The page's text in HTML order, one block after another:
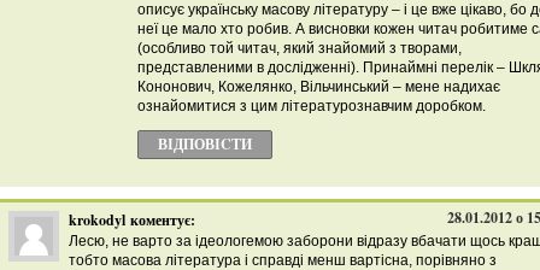
описує українську масову літературу – і це вже цікаво, бо
неї це мало хто робив. А висновки кожен читач робитиме
(особливо той читач, який знайомий з творами,
представленими в дослідженні). Принаймні перелік –
Кононович, Кожелянко, Вільчинський – мене надихає
ознайомитися з цим літературознавчим доробком.
ВІДПОВІCТИ
krokodyl коментує: 28.01.2012 о
Лесю, не варто за ідеологемою заборони відразу вбачати щось
тобто масова література і справді менш вартісна, порівняно з